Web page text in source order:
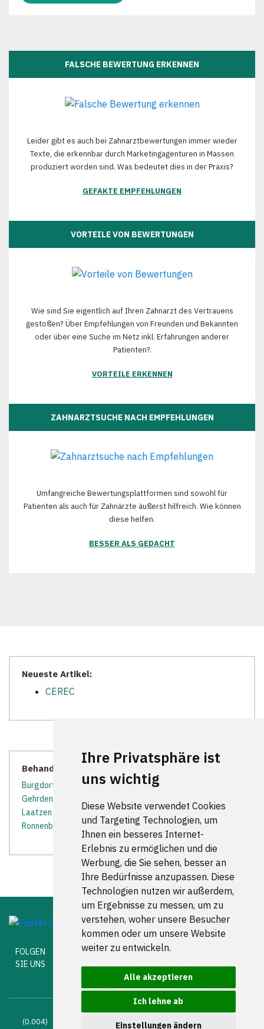
Ihre Privatsphäre ist
uns wichtig
Diese Website verwendet Cookies
und Targeting Technologien, um
Ihnen ein besseres Internet-
Erlebnis zu ermöglichen und die
Werbung, die Sie sehen, besser an
Ihre Bedürfnisse anzupassen. Diese
Technologien nutzen wir außerdem,
um Ergebnisse zu messen, um zu
verstehen, woher unsere Besucher
kommen oder um unsere Website
weiter zu entwickeln.
Alle akzeptieren
Ich lehne ab
Einstellungen ändern
FALSCHE BEWERTUNG ERKENNEN
Leider gibt es auch bei Zahnarztbewertungen immer wieder
Texte, die erkennbar durch Marketingagenturen in Massen
produziert worden sind. Was bedeutet dies in der Praxis?
GEFAKTE EMPFEHLUNGEN
VORTEILE VON BEWERTUNGEN
Wie sind Sie eigentlich auf Ihren Zahnarzt des Vertrauens
gestoßen? Über Empfehlungen von Freunden und Bekannten
oder über eine Suche im Netz inkl. Erfahrungen anderer
Patienten?.
VORTEILE ERKENNEN
ZAHNARZTSUCHE NACH EMPFEHLUNGEN
Umfangreiche Bewertungsplattformen sind sowohl für
Patienten als auch für Zahnärzte äußerst hilfreich. Wie können
diese helfen.
BESSER ALS GEDACHT
Neueste Artikel:
CEREC
Behandler in der Nähe:
Burgdorf (Kreis Hannover)*Burgwedel
Gehrden
Laatzen
Langenhagen *Lehrte*Pattensen*
Ronnenberg
Sarstedt*Seelze*Sehnde*
FOLGEN
SIE UNS
(0.004) © 2004 - 2026 DEV AG |Zahnarztsuche|Zahnärzte in